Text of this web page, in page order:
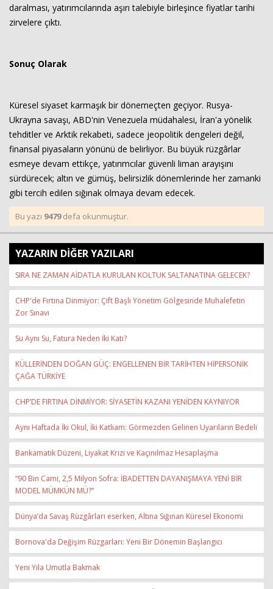
daralması, yatırımcılarında aşırı talebiyle birleşince fiyatlar tarihi
zirvelere çıktı.
Sonuç Olarak
Küresel siyaset karmaşık bir dönemeçten geçiyor. Rusya-
Ukrayna savaşı, ABD'nin Venezuela müdahalesi, İran'a yönelik
tehditler ve Arktik rekabeti, sadece jeopolitik dengeleri değil,
finansal piyasaların yönünü de belirliyor. Bu büyük rüzgârlar
esmeye devam ettikçe, yatırımcılar güvenli liman arayışını
sürdürecek; altın ve gümüş, belirsizlik dönemlerinde her zamanki
gibi tercih edilen sığınak olmaya devam edecek.
Bu yazı 9479defa okunmuştur.
YAZARIN DİĞER YAZILARI
SIRA NE ZAMAN AİDATLA KURULAN KOLTUK SALTANATINA GELECEK?
CHP'de Fırtına Dinmiyor: Çift Başlı Yönetim Gölgesinde Muhalefetin
Zor Sınavı
Su Aynı Su, Fatura Neden İki Katı?
KÜLLERİNDEN DOĞAN GÜÇ: ENGELLENEN BİR TARİHTEN HİPERSONİK
ÇAĞA TÜRKİYE
CHP’DE FIRTINA DİNMİYOR: SİYASETİN KAZANI YENİDEN KAYNIYOR
Aynı Haftada İki Okul, İki Katliam: Görmezden Gelinen Uyarıların Bedeli
Bankamatik Düzeni, Liyakat Krizi ve Kaçınılmaz Hesaplaşma
“90 Bin Cami, 2,5 Milyon Sofra: İBADETTEN DAYANIŞMAYA YENİ BİR
MODEL MÜMKÜN MÜ?”
Dünya’da Savaş Rüzgârları eserken, Altına Sığınan Küresel Ekonomi
Bornova'da Değişim Rüzgarları: Yeni Bir Dönemin Başlangıcı
Yeni Yıla Umutla Bakmak